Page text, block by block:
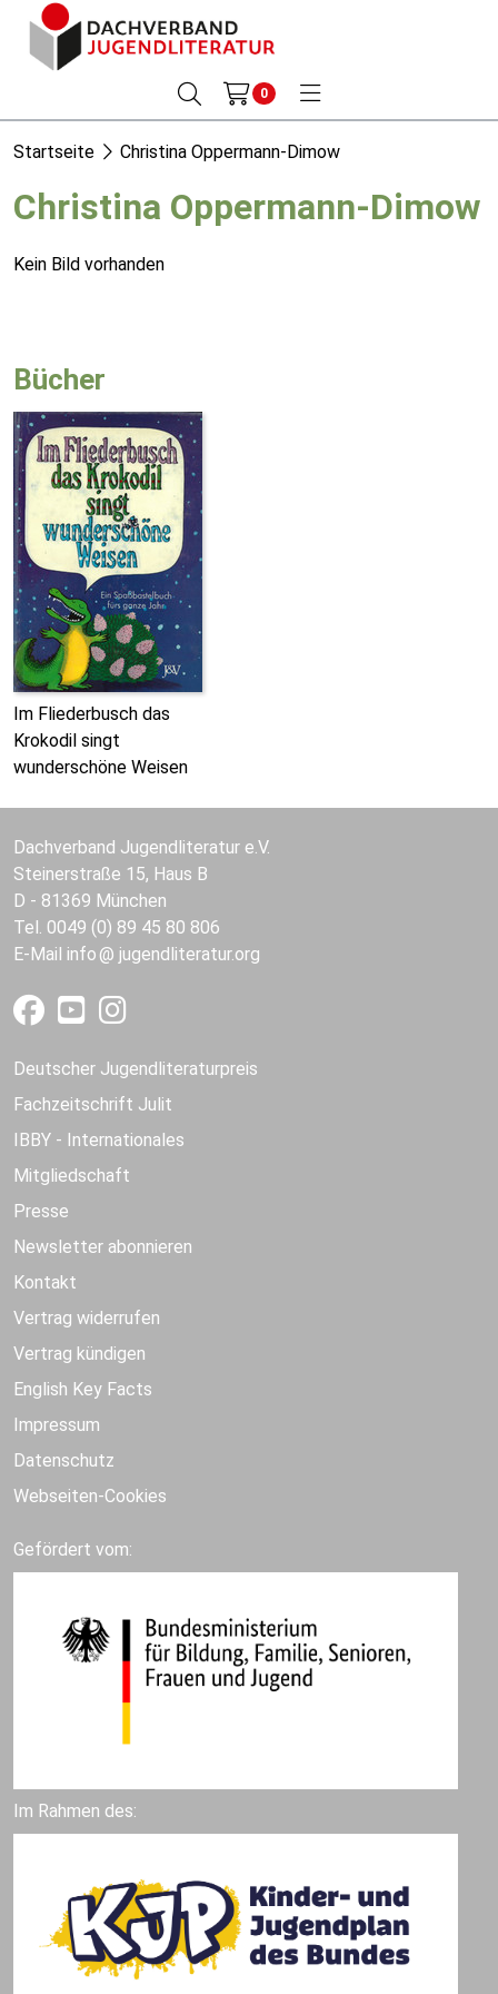
0
Startseite Christina Oppermann-Dimow
Christina Oppermann-Dimow
Kein Bild vorhanden
Bücher
Im Fliederbusch das
Krokodil singt
wunderschöne Weisen
Dachverband Jugendliteratur e.V.
Steinerstraße 15, Haus B
D - 81369 München
Tel. 0049 (0) 89 45 80 806
E-Mail info jugendliteratur.org
Deutscher Jugendliteraturpreis
Fachzeitschrift Julit
IBBY - Internationales
Mitgliedschaft
Presse
Newsletter abonnieren
Kontakt
Vertrag widerrufen
Vertrag kündigen
English Key Facts
Impressum
Datenschutz
Webseiten-Cookies
Gefördert vom:
Im Rahmen des: